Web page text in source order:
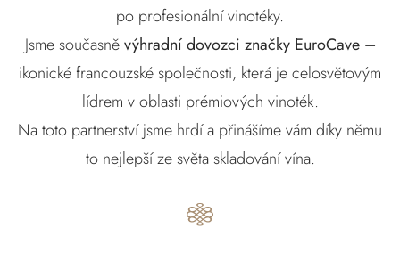
po profesionální vinotéky.
Jsme současněvýhradní dovozci značky EuroCave–
ikonické francouzské společnosti, která je celosvětovým
lídrem v oblasti prémiových vinoték.
Na toto partnerství jsme hrdí a přinášíme vám díky němu
to nejlepší ze světa skladování vína.